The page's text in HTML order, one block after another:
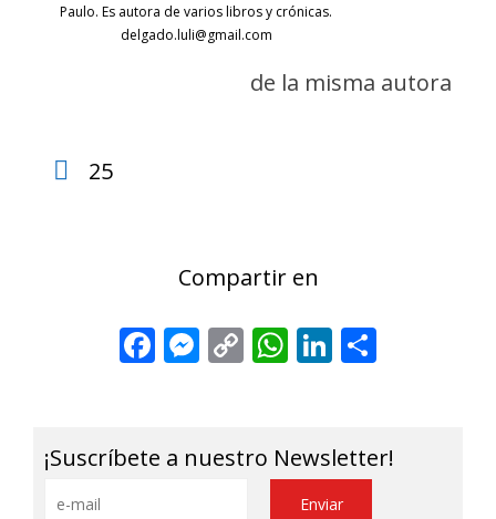
Paulo. Es autora de varios libros y crónicas.
delgado.luli@gmail.com
de la misma autora
25
Compartir en
Facebook
Messenger
CopyWhatsApp
LinkedIn
¡Suscríbete a nuestro Newsletter!